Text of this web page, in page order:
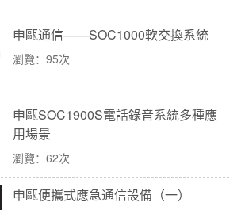
申甌通信——SOC1000軟交換系統
瀏覽：95次
申甌SOC1900S電話錄音系統多種應
用場景
瀏覽：62次
申甌便攜式應急通信設備（一）